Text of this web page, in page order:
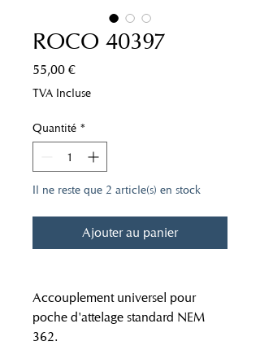
ROCO 40397
55,00 €Prix
TVA Incluse
Quantité *
Il ne reste que 2 article(s) en stock
Ajouter au panier
Accouplement universel pour
poche d'attelage standard NEM
362.